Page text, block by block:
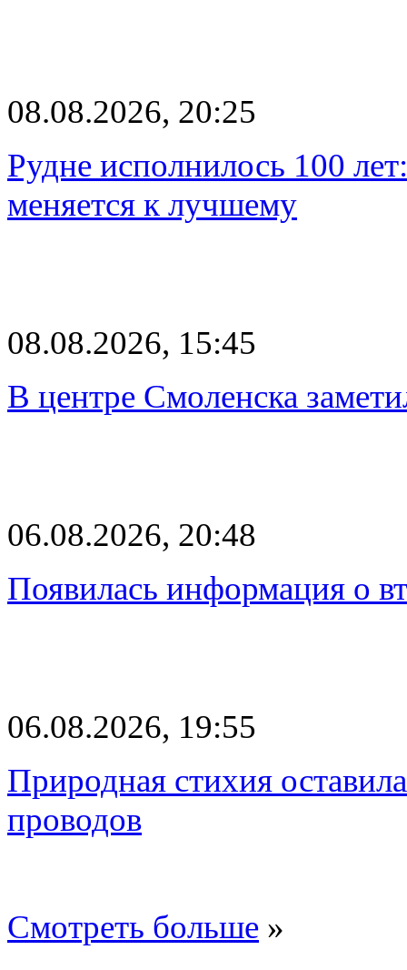
08.08.2026, 20:25
Рудне исполнилось 100
меняется к лучшему
08.08.2026, 15:45
В центре Смоленска
06.08.2026, 20:48
Появилась информация о
06.08.2026, 19:55
Природная стихия
проводов
Смотреть больше »